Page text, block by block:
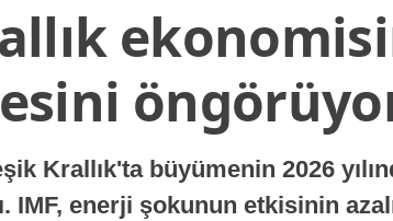
Krallık'ta büyümenin 2026
IMF, enerji şokunun etkisinin